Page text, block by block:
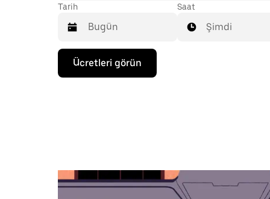
Tarih
Takvimle
etkileşime
geçmek
Takvimi
Saat
Şimdi
Ücretleri görün